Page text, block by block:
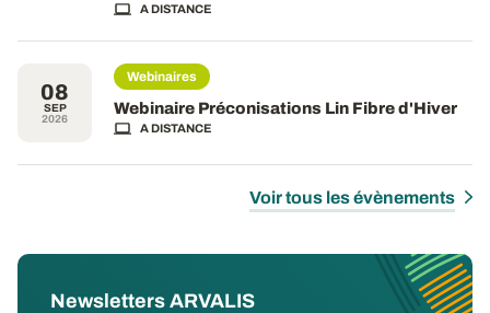
A DISTANCE
08
SEP
2026
Webinaires
Webinaire Préconisations Lin Fibre d'Hiver
A DISTANCE
Voir tous les évènements
Newsletters ARVALIS